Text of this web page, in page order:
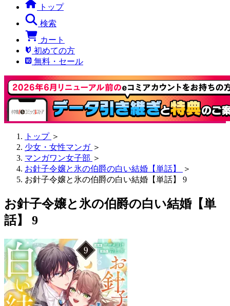
トップ
検索
カート
初めての方
無料・セール
トップ ＞
少女・女性マンガ ＞
マンガワン女子部 ＞
お針子令嬢と氷の伯爵の白い結婚【単話】
＞
お針子令嬢と氷の伯爵の白い結婚【単話】 9
お針子令嬢と氷の伯爵の白い結婚【単
話】 9